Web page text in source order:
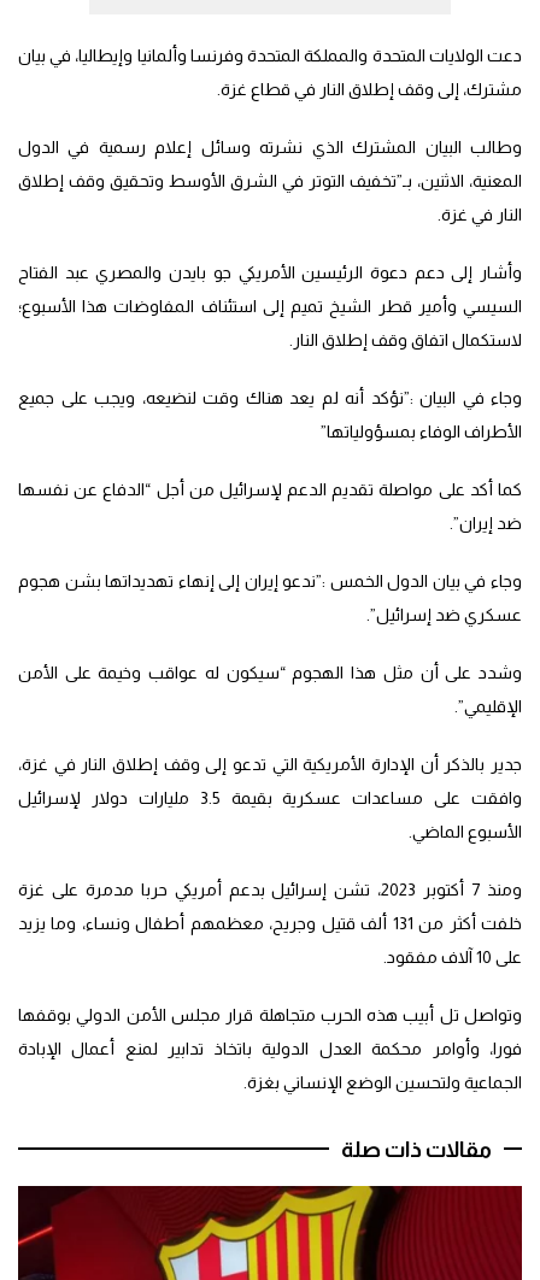
دعت الولايات المتحدة والمملكة المتحدة وفرنسا وألمانيا وإيطاليا، في بيان
مشترك، إلى وقف إطلاق النار في قطاع غزة.
وطالب البيان المشترك الذي نشرته وسائل إعلام رسمية في الدول
المعنية، الاثنين، بـ”تخفيف التوتر في الشرق الأوسط وتحقيق وقف إطلاق
النار في غزة.
وأشار إلى دعم دعوة الرئيسين الأمريكي جو بايدن والمصري عبد الفتاح
السيسي وأمير قطر الشيخ تميم إلى استئناف المفاوضات هذا الأسبوع؛
لاستكمال اتفاق وقف إطلاق النار.
وجاء في البيان :”نؤكد أنه لم يعد هناك وقت لنضيعه، ويجب على جميع
الأطراف الوفاء بمسؤولياتها”
كما أكد على مواصلة تقديم الدعم لإسرائيل من أجل “الدفاع عن نفسها
ضد إيران”.
وجاء في بيان الدول الخمس :”ندعو إيران إلى إنهاء تهديداتها بشن هجوم
عسكري ضد إسرائيل”.
وشدد على أن مثل هذا الهجوم “سيكون له عواقب وخيمة على الأمن
الإقليمي”.
جدير بالذكر أن الإدارة الأمريكية التي تدعو إلى وقف إطلاق النار في غزة،
وافقت على مساعدات عسكرية بقيمة 3.5 مليارات دولار لإسرائيل
الأسبوع الماضي.
ومنذ 7 أكتوبر 2023، تشن إسرائيل بدعم أمريكي حربا مدمرة على غزة
خلفت أكثر من 131 ألف قتيل وجريح، معظمهم أطفال ونساء، وما يزيد
على 10 آلاف مفقود.
وتواصل تل أبيب هذه الحرب متجاهلة قرار مجلس الأمن الدولي بوقفها
فورا، وأوامر محكمة العدل الدولية باتخاذ تدابير لمنع أعمال الإبادة
الجماعية ولتحسين الوضع الإنساني بغزة.
مقالات ذات صلة